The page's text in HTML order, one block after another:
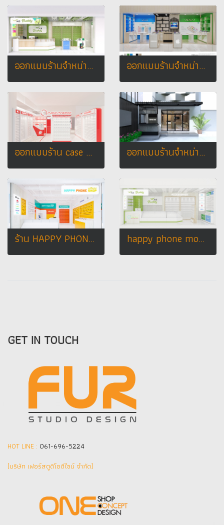
ออกแบบร้านจำหน่ายมือถือ Ais buddy เทสโก้โลตัส อ.ปักธงชัย จ.นครราชสีมา ออกแบบร้านจำหน่ายมือถือ oppo & vivo LANMARK PLAZA @ อุดรธานี Owner : คุณเก๋
ออกแบบร้าน case phone บิ๊กซี จ.นครสวรรค์ ออกแบบร้านจำหน่ายมือถือ ร้าน Call Center อ.เมือง จ. สุรินทร์
ร้าน HAPPY PHONE SHOP 2 สาขา เทสโก้ โลตัส อ.กุฉินารายณ์ จ.กาฬสินธุ์ happy phone mobile shop
GET IN TOUCH
HOT LINE : 061-696-5224
(บริษัท เฟอร์สตูดิโอดีไซน์ จำกัด]